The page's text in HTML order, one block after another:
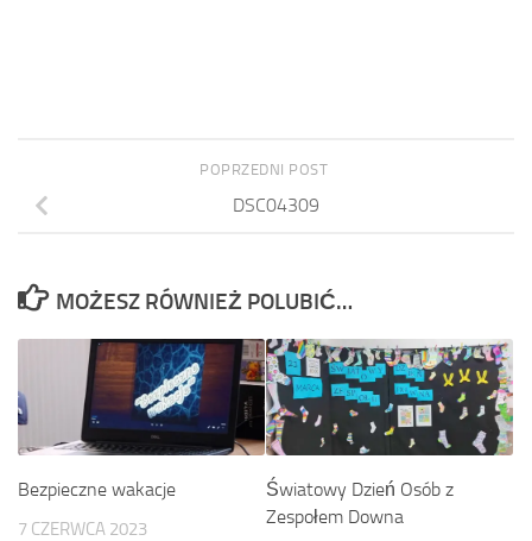
POPRZEDNI POST
DSC04309
MOŻESZ RÓWNIEŻ POLUBIĆ…
Bezpieczne wakacje
7 CZERWCA 2023
Światowy Dzień Osób z
Zespołem Downa